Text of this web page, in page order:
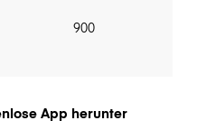
900
App herunter